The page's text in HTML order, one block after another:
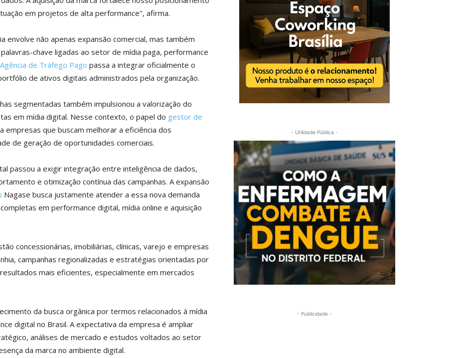
em projetos de alta performance", afirma.
envolve não apenas expansão comercial, mas também
chave ligadas ao setor de mídia paga, performance
Agência de Tráfego Pago passa a integrar oficialmente o
de ativos digitais administrados pela organização.
segmentadas também impulsionou a valorização do
em mídia digital. Nesse contexto, o papel do gestor de
que buscam melhorar a eficiência dos
de geração de oportunidades comerciais.
passou a exigir integração entre inteligência de dados,
e otimização contínua das campanhas. A expansão
Nagase busca justamente atender a essa nova demanda
em performance digital, mídia online e aquisição
concessionárias, imobiliárias, clínicas, varejo e empresas
campanhas regionalizadas e estratégias orientadas por
mais eficientes, especialmente em mercados
da busca orgânica por termos relacionados à mídia
digital no Brasil. A expectativa da empresa é ampliar
análises de mercado e estudos voltados ao setor
da marca no ambiente digital.
- Utilidade Pública -
- Publicidade -